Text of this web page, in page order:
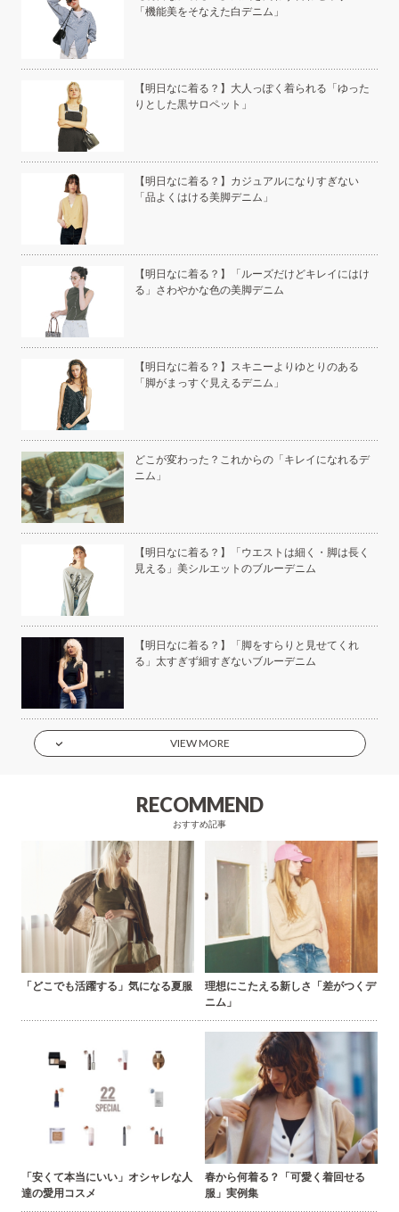
「機能美をそなえた白デニム」
【明日なに着る？】大人っぽく着られる「ゆった
りとした黒サロペット」
【明日なに着る？】カジュアルになりすぎない
「品よくはける美脚デニム」
【明日なに着る？】「ルーズだけどキレイにはけ
る」さわやかな色の美脚デニム
【明日なに着る？】スキニーよりゆとりのある
「脚がまっすぐ見えるデニム」
どこが変わった？これからの「キレイになれるデ
ニム」
【明日なに着る？】「ウエストは細く・脚は長く
見える」美シルエットのブルーデニム
【明日なに着る？】「脚をすらりと見せてくれ
る」太すぎず細すぎないブルーデニム
VIEW MORE
RECOMMEND
おすすめ記事
「どこでも活躍する」気になる夏服
理想にこたえる新しさ「差がつくデ
ニム」
「安くて本当にいい」オシャレな人
達の愛用コスメ
春から何着る？「可愛く着回せる
服」実例集